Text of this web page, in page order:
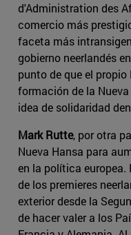
d'Administration des
comercio más
faceta más
gobierno neerlandés
punto de que el
formación de la
idea de solidaridad
Mark Rutte, por otra
Nueva Hansa para
en la política
de los premieres
exterior desde la
de hacer valer a los